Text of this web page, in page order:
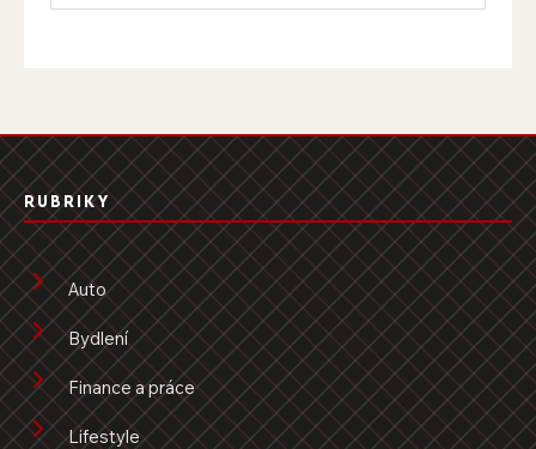
RUBRIKY
Auto
Bydlení
Finance a práce
Lifestyle